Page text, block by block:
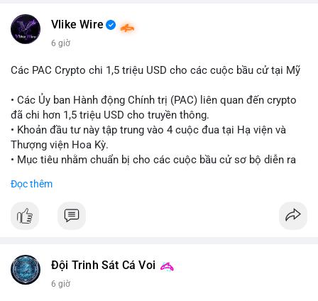
📰 Nguồn: CoinDesk
Vlike Wire
6 giờ
Các PAC Crypto chi 1,5 triệu USD cho các cuộc bầu cử tại Mỹ
• Các Ủy ban Hành động Chính trị (PAC) liên quan đến crypto
đã chi hơn 1,5 triệu USD cho truyền thông.
• Khoản đầu tư này tập trung vào 4 cuộc đua tại Hạ viện và
Thượng viện Hoa Kỳ.
• Mục tiêu nhằm chuẩn bị cho các cuộc bầu cử sơ bộ diễn ra
#vlikevn #titanbot
Đọc thêm
Đội Trinh Sát Cá Voi
6 giờ